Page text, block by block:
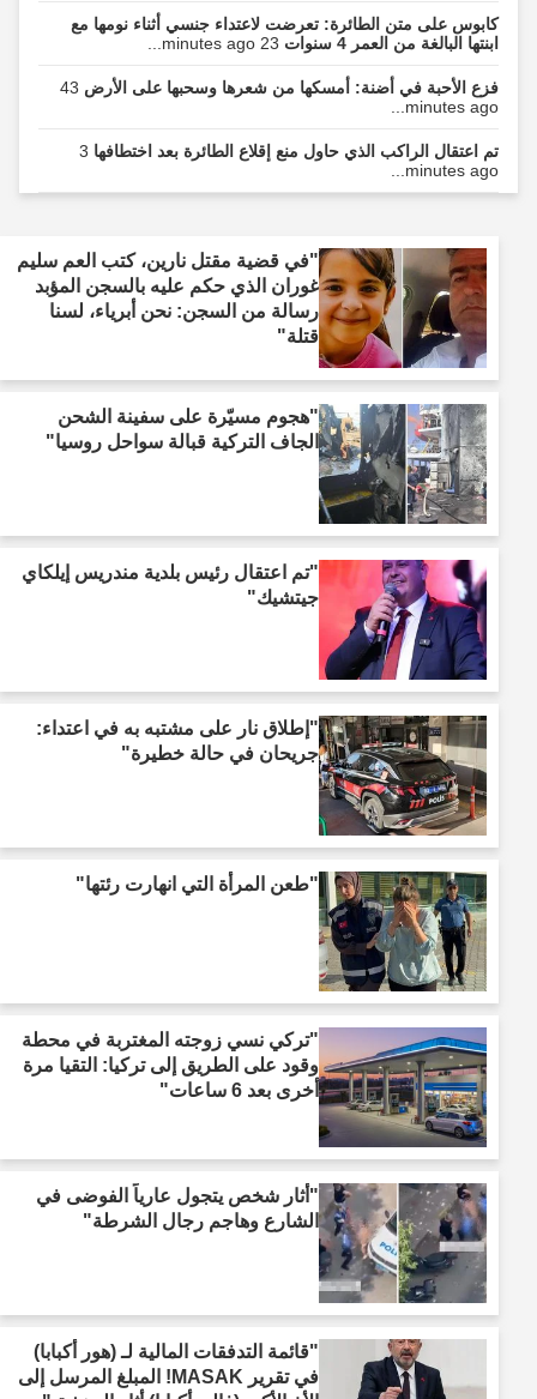
كابوس على متن الطائرة: تعرضت لاعتداء جنسي أثناء نومها مع
ابنتها البالغة من العمر 4 سنوات
23 minutes ago...
فزع الأحبة في أضنة: أمسكها من شعرها وسحبها على الأرض43
minutes ago...
تم اعتقال الراكب الذي حاول منع إقلاع الطائرة بعد اختطافها3
minutes ago...
"في قضية مقتل نارين، كتب العم سليم
غوران الذي حكم عليه بالسجن المؤبد
رسالة من السجن: نحن أبرياء، لسنا
قتلة"
"هجوم مسيّرة على سفينة الشحن
الجاف التركية قبالة سواحل روسيا"
"تم اعتقال رئيس بلدية مندريس إيلكاي
جيتشيك"
"إطلاق نار على مشتبه به في اعتداء:
جريحان في حالة خطيرة"
"طعن المرأة التي انهارت رئتها"
"تركي نسي زوجته المغتربة في محطة
وقود على الطريق إلى تركيا: التقيا مرة
أخرى بعد 6 ساعات"
"أثار شخص يتجول عارياً الفوضى في
الشارع وهاجم رجال الشرطة"
"قائمة التدفقات المالية لـ (هور أكبابا)
في تقرير MASAK! المبلغ المرسل إلى